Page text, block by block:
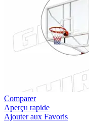
Comparer
Aperçu rapide
Ajouter aux Favoris